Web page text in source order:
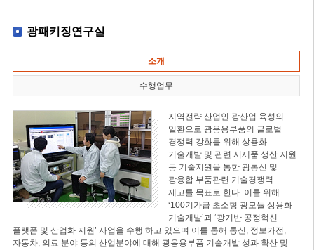
광패키징연구실
소개
수행업무
지역전략 산업인 광산업 육성의
일환으로 광응용부품의 글로벌
경쟁력 강화를 위해 상용화
기술개발 및 관련 시제품 생산 지원
등 기술지원을 통한 광통신 및
광융합 부품관련 기술경쟁력
제고를 목표로 한다. 이를 위해
‘100기가급 초소형 광모듈 상용화
기술개발’과 ‘광기반 공정혁신
플랫폼 및 산업화 지원’ 사업을 수행 하고 있으며 이를 통해 통신, 정보가전,
자동차, 의료 분야 등의 산업분야에 대해 광응용부품 기술개발 성과 확산 및